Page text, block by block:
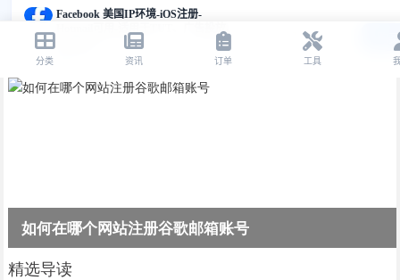
解决谷歌邮箱手机登录无法完成的问题
精选导读